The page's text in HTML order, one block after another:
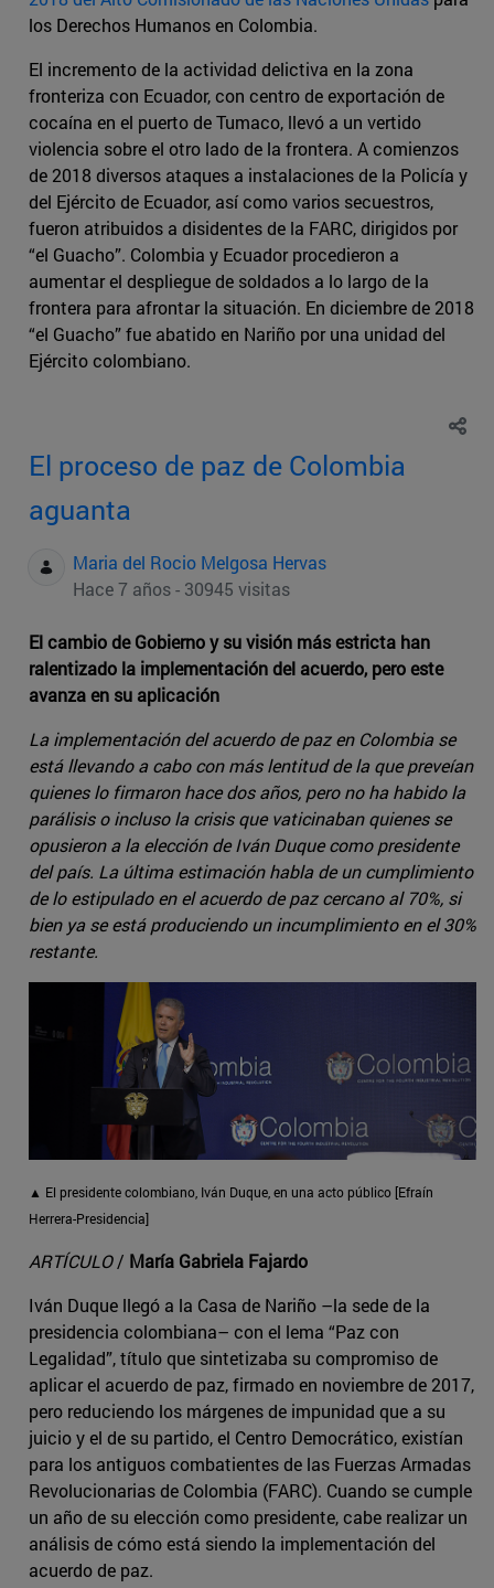
los Derechos Humanos en Colombia.
El incremento de la actividad delictiva en la zona
fronteriza con Ecuador, con centro de exportación de
cocaína en el puerto de Tumaco, llevó a un vertido
violencia sobre el otro lado de la frontera. A comienzos
de 2018 diversos ataques a instalaciones de la Policía y
del Ejército de Ecuador, así como varios secuestros,
fueron atribuidos a disidentes de la FARC, dirigidos por
“el Guacho”. Colombia y Ecuador procedieron a
aumentar el despliegue de soldados a lo largo de la
frontera para afrontar la situación. En diciembre de 2018
“el Guacho” fue abatido en Nariño por una unidad del
Ejército colombiano.
El proceso de paz de Colombia
aguanta
Maria del Rocio Melgosa Hervas
Hace 7 años - 30945 visitas
El cambio de Gobierno y su visión más estricta han
ralentizado la implementación del acuerdo, pero este
avanza en su aplicación
La implementación del acuerdo de paz en Colombia se
está llevando a cabo con más lentitud de la que preveían
quienes lo firmaron hace dos años, pero no ha habido la
parálisis o incluso la crisis que vaticinaban quienes se
opusieron a la elección de Iván Duque como presidente
del país. La última estimación habla de un cumplimiento
de lo estipulado en el acuerdo de paz cercano al 70%, si
bien ya se está produciendo un incumplimiento en el 30%
restante.
▲ El presidente colombiano, Iván Duque, en una acto público [Efraín
Herrera-Presidencia]
ARTÍCULO/ María Gabriela Fajardo
Iván Duque llegó a la Casa de Nariño –la sede de la
presidencia colombiana– con el lema “Paz con
Legalidad”, título que sintetizaba su compromiso de
aplicar el acuerdo de paz, firmado en noviembre de 2017,
pero reduciendo los márgenes de impunidad que a su
juicio y el de su partido, el Centro Democrático, existían
para los antiguos combatientes de las Fuerzas Armadas
Revolucionarias de Colombia (FARC). Cuando se cumple
un año de su elección como presidente, cabe realizar un
análisis de cómo está siendo la implementación del
acuerdo de paz.